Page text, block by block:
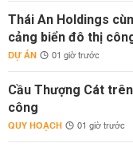
Thái An Holdings
cảng biển đô thị
DỰ ÁN 01 giờ trước
Cầu Thượng Cát
công
QUY HOẠCH 01 giờ trước